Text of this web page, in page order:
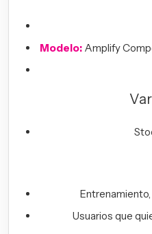
Modelo: Amplify
Usuarios que